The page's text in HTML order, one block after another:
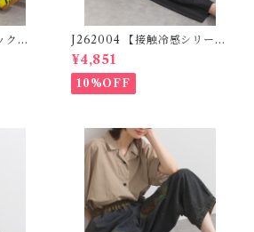
クジ
)
J262004 【接触冷感シリー
ズ】 ツイルワーク風ロゴパン
ツ / Cool Touch Twill Work
Logo Pants (残りわずか)
¥4,851
10%OFF